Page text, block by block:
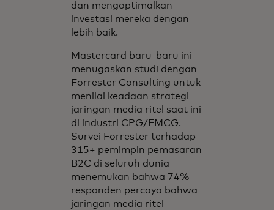
dan mengoptimalkan
investasi mereka dengan
lebih baik.
Mastercard baru-baru ini
menugaskan studi dengan
Forrester Consulting untuk
menilai keadaan strategi
jaringan media ritel saat ini
di industri CPG/FMCG.
Survei Forrester terhadap
315+ pemimpin pemasaran
B2C di seluruh dunia
menemukan bahwa 74%
responden percaya bahwa
jaringan media ritel